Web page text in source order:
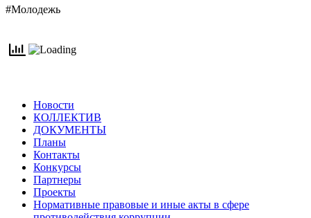
#Молодежь
Новости
КОЛЛЕКТИВ
ДОКУМЕНТЫ
Планы
Контакты
Конкурсы
Партнеры
Проекты
Нормативные правовые и иные акты в сфере